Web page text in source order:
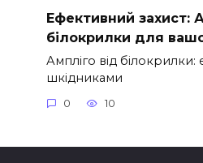
Ефективний захист:
білокрилки для
Ампліго від білокрилки:
шкідниками
0 10